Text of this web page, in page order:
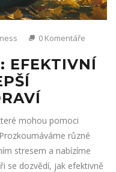
0 Komentáře
EFEKTIVNÍ
mohou pomoci
různé
stresem a nabízíme
se dozvědí, jak efektivně